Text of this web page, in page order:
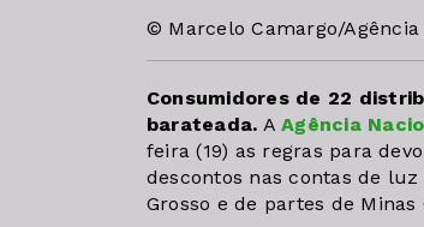
© Marcelo Camargo/Agência
Consumidores de 22
barateada. AAgência
feira (19) as regras para
descontos nas contas de
Grosso e de partes de